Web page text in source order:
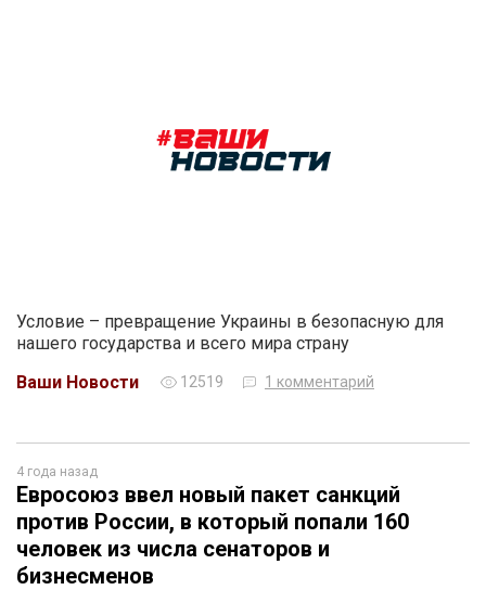
Условие – превращение Украины в безопасную для
нашего государства и всего мира страну
Ваши Новости
12519 1 комментарий
4 года назад
Евросоюз ввел новый пакет санкций
против России, в который попали 160
человек из числа сенаторов и
бизнесменов